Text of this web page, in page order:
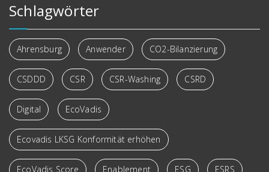
Schlagwörter
Ahrensburg Anwender CO2-Bilanzierung
CSDDD CSR CSR-Washing CSRD
Digital EcoVadis
Ecovadis LKSG Konformität erhöhen
EcoVadis Score Enablement ESG ESRS